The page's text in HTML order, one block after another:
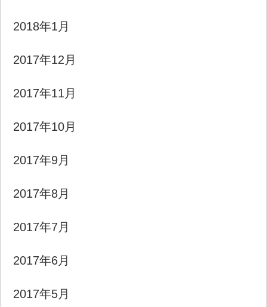
2018年1月
2017年12月
2017年11月
2017年10月
2017年9月
2017年8月
2017年7月
2017年6月
2017年5月